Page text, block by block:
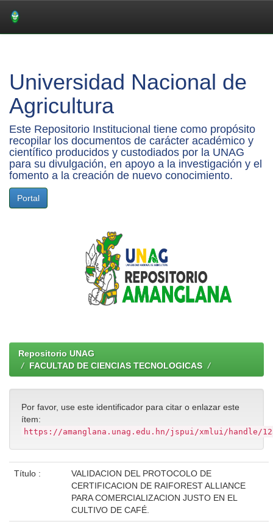
Universidad Nacional de
Agricultura
Este Repositorio Institucional tiene como propósito
recopilar los documentos de carácter académico y
científico producidos y custodiados por la UNAG
para su divulgación, en apoyo a la investigación y el
fomento a la creación de nuevo conocimiento.
Portal
Repositorio UNAG
FACULTAD DE CIENCIAS TECNOLOGICAS
Por favor, use este identificador para citar o enlazar este
ítem:
https://amanglana.unag.edu.hn/jspui/xmlui/handle/
Título :
VALIDACION DEL PROTOCOLO DE
CERTIFICACION DE RAIFOREST ALLIANCE
PARA COMERCIALIZACION JUSTO EN EL
CULTIVO DE CAFÉ.